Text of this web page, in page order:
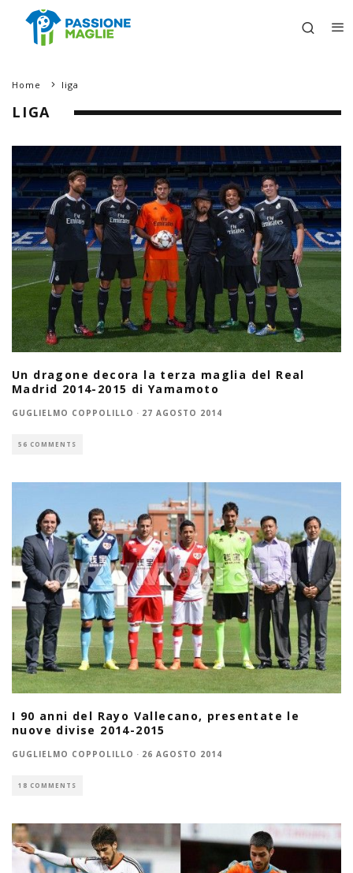
Home liga
LIGA
Un dragone decora la terza maglia del Real
Madrid 2014-2015 di Yamamoto
GUGLIELMO COPPOLILLO · 27 AGOSTO 2014
56 COMMENTS
I 90 anni del Rayo Vallecano, presentate le
nuove divise 2014-2015
GUGLIELMO COPPOLILLO · 26 AGOSTO 2014
18 COMMENTS